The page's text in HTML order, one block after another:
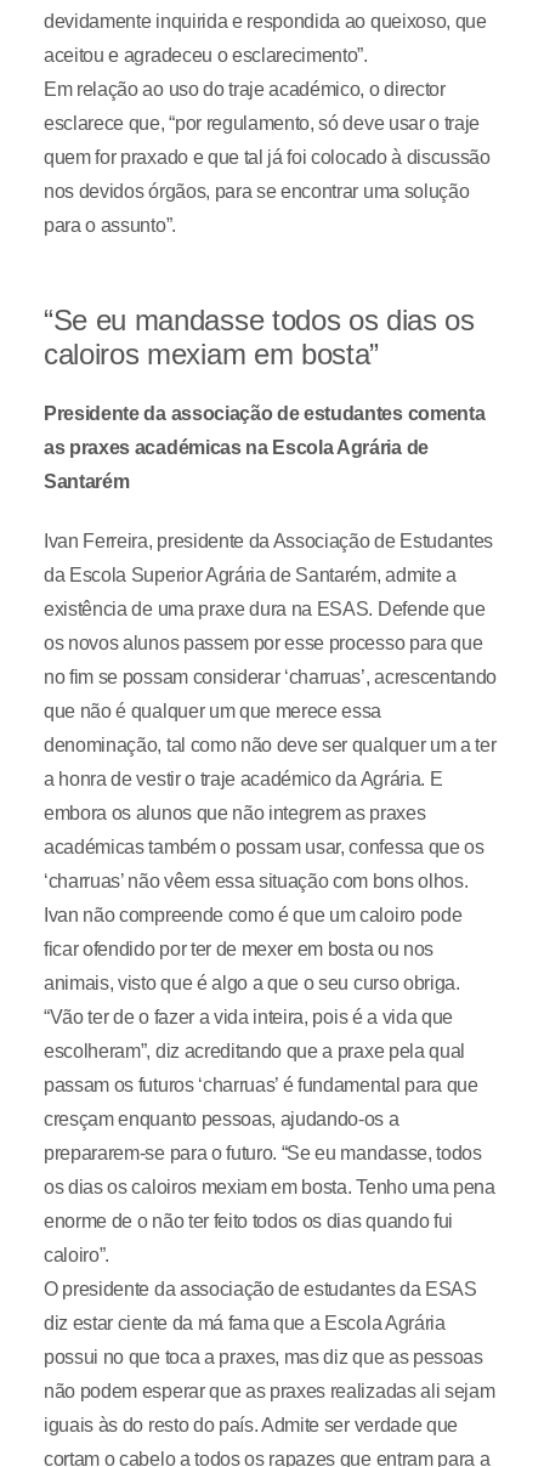
devidamente inquirida e respondida ao queixoso, que
aceitou e agradeceu o esclarecimento”.
Em relação ao uso do traje académico, o director
esclarece que, “por regulamento, só deve usar o traje
quem for praxado e que tal já foi colocado à discussão
nos devidos órgãos, para se encontrar uma solução
para o assunto”.
“Se eu mandasse todos os dias os
caloiros mexiam em bosta”
Presidente da associação de estudantes comenta
as praxes académicas na Escola Agrária de
Santarém
Ivan Ferreira, presidente da Associação de Estudantes
da Escola Superior Agrária de Santarém, admite a
existência de uma praxe dura na ESAS. Defende que
os novos alunos passem por esse processo para que
no fim se possam considerar ‘charruas’, acrescentando
que não é qualquer um que merece essa
denominação, tal como não deve ser qualquer um a ter
a honra de vestir o traje académico da Agrária. E
embora os alunos que não integrem as praxes
académicas também o possam usar, confessa que os
‘charruas’ não vêem essa situação com bons olhos.
Ivan não compreende como é que um caloiro pode
ficar ofendido por ter de mexer em bosta ou nos
animais, visto que é algo a que o seu curso obriga.
“Vão ter de o fazer a vida inteira, pois é a vida que
escolheram”, diz acreditando que a praxe pela qual
passam os futuros ‘charruas’ é fundamental para que
cresçam enquanto pessoas, ajudando-os a
prepararem-se para o futuro. “Se eu mandasse, todos
os dias os caloiros mexiam em bosta. Tenho uma pena
enorme de o não ter feito todos os dias quando fui
caloiro”.
O presidente da associação de estudantes da ESAS
diz estar ciente da má fama que a Escola Agrária
possui no que toca a praxes, mas diz que as pessoas
não podem esperar que as praxes realizadas ali sejam
iguais às do resto do país. Admite ser verdade que
cortam o cabelo a todos os rapazes que entram para a